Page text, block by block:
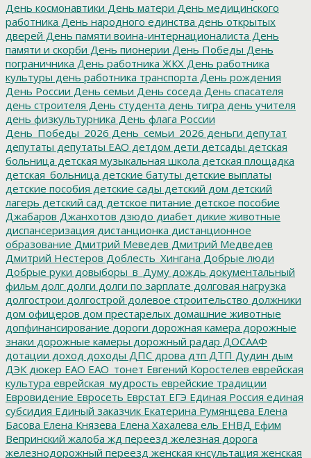
День космонавтики День матери День медицинского
работника День народного единства день открытых
дверей День памяти воина-интернационалиста День
памяти и скорби День пионерии День Победы День
пограничника День работника ЖКХ День работника
культуры день работника транспорта День рождения
День России День семьи День соседа День спасателя
день строителя День студента день тигра день учителя
день физкультурника День флага России
День_Победы_2026 День_семьи_2026 деньги депутат
депутаты депутаты ЕАО детдом дети детсады детская
больница детская музыкальная школа детская площадка
детская_больница детские батуты детские выплаты
детские пособия детские сады детский дом детский
лагерь детский сад детское питание детское пособие
Джабаров Джанхотов дзюдо диабет дикие животные
диспансеризация дистанционка дистанционное
образование Дмитрий Меведев Дмитрий Медведев
Дмитрий Нестеров Доблесть_Хингана Добрые люди
Добрые руки довыборы_в_Думу дождь документальный
фильм долг долги долги по зарплате долговая нагрузка
долгострои долгострой долевое строительство должники
дом офицеров дом престарелых домашние животные
допфинансирование дороги дорожная камера дорожные
знаки дорожные камеры дорожный радар ДОСААФ
дотации доход доходы ДПС дрова дтп ДТП Дудин дым
ДЭК дюкер ЕАО ЕАО_тонет Евгений Коростелев еврейская
культура еврейская_мудрость еврейские традиции
Евровидение Евросеть Еврстат ЕГЭ Единая Россия единая
субсидия Единый заказчик Екатерина Румянцева Елена
Басова Елена Князева Елена Хахалева ель ЕНВД Ефим
Вепринский жалоба жд переезд железная дорога
железнодорожный переезд женская кнсультация женская